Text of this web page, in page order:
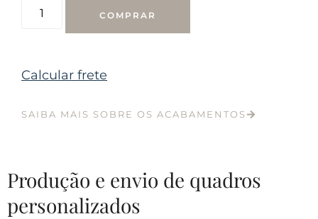
COMPRAR
Calcular frete
SAIBA MAIS SOBRE OS ACABAMENTOS
Produção e envio de quadros
personalizados